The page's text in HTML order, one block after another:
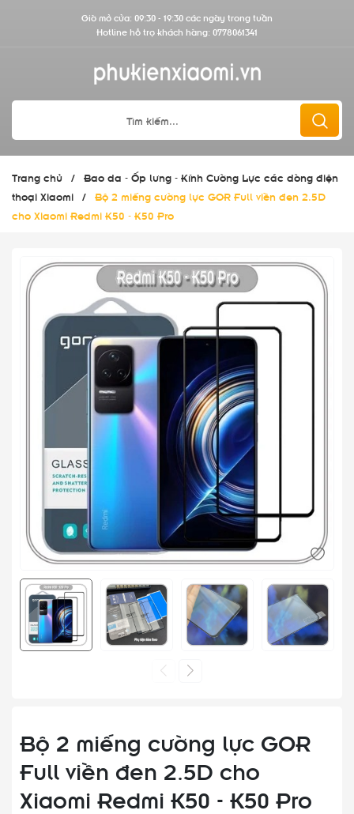
Giờ mở cửa: 09:30 - 19:30 các ngày trong tuần
Hotline hỗ trợ khách hàng: 0778061341
Trang chủ / Bao da - Ốp lưng - Kính Cường Lực các dòng điện
thoại Xiaomi / Bộ 2 miếng cường lực GOR Full viền đen 2.5D
cho Xiaomi Redmi K50 - K50 Pro
Bộ 2 miếng cường lực GOR
Full viền đen 2.5D cho
Xiaomi Redmi K50 - K50 Pro